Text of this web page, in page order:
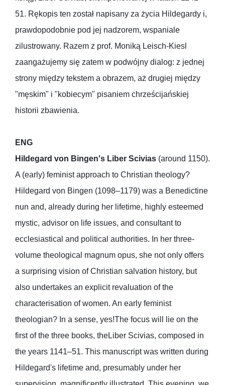
51. Rękopis ten został napisany za życia Hildegardy i,
prawdopodobnie pod jej nadzorem, wspaniale
zilustrowany. Razem z prof. Moniką Leisch-Kiesl
zaangażujemy się zatem w podwójny dialog: z jednej
strony między tekstem a obrazem, aż drugiej między
"męskim" i "kobiecym" pisaniem chrześcijańskiej
historii zbawienia.
ENG
Hildegard von Bingen's Liber Scivias (around 1150).
A (early) feminist approach to Christian theology?
Hildegard von Bingen (1098–1179) was a Benedictine
nun and, already during her lifetime, highly esteemed
mystic, advisor on life issues, and consultant to
ecclesiastical and political authorities. In her three-
volume theological magnum opus, she not only offers
a surprising vision of Christian salvation history, but
also undertakes an explicit revaluation of the
characterisation of women. An early feminist
theologian? In a sense, yes!The focus will lie on the
first of the three books, theLiber Scivias, composed in
the years 1141–51. This manuscript was written during
Hildegard's lifetime and, presumably under her